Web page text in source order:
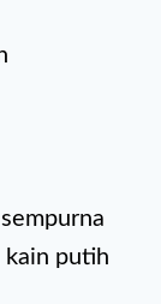
kain putih